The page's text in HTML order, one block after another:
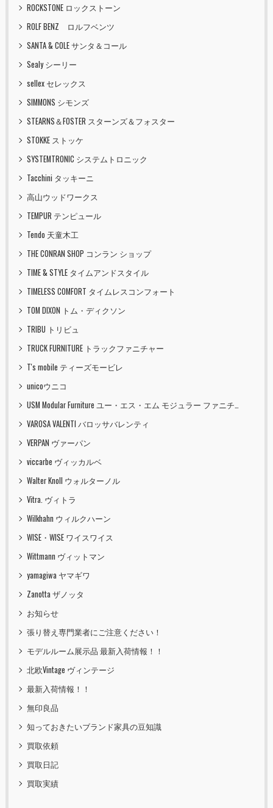
ROCKSTONE ロックストーン
ROLF BENZ ロルフベンツ
SANTA & COLE サンタ＆コール
Sealy シーリー
sellex セレックス
SIMMONS シモンズ
STEARNS＆FOSTER スターンズ＆フォスター
STOKKE ストッケ
SYSTEMTRONIC システムトロニック
Tacchini タッキーニ
高山ウッドワークス
TEMPUR テンピュール
Tendo 天童木工
THE CONRAN SHOP コンラン ショップ
TIME & STYLE タイムアンドスタイル
TIMELESS COMFORT タイムレスコンフォート
TOM DIXON トム・ディクソン
TRIBU トリビュ
TRUCK FURNITURE トラックファニチャー
T's mobile ティーズモービレ
unicoウニコ
USM Modular Furniture ユー・エス・エム モジュラー ファニチャー
VAROSA VALENTI バロッサバレンティ
VERPAN ヴァーパン
viccarbe ヴィッカルベ
Walter Knoll ウォルターノル
Vitra. ヴィトラ
Wilkhahn ウィルクハーン
WISE・WISE ワイスワイス
Wittmann ヴィットマン
yamagiwa ヤマギワ
Zanotta ザノッタ
お知らせ
張り替え専門業者にご注意ください！
モデルルーム展示品 最新入荷情報！！
北欧Vintage ヴィンテージ
最新入荷情報！！
無印良品
知っておきたいブランド家具の豆知識
買取依頼
買取日記
買取実績